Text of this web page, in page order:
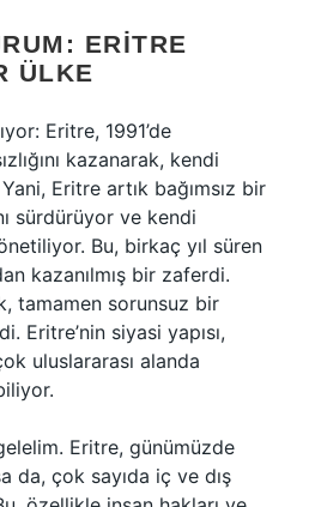
ERITRE
ÜLKE
Eritre, 1991’de
kazanarak, kendi
Eritre artık bağımsız bir
sürdürüyor ve kendi
Bu, birkaç yıl süren
kazanılmış bir zaferdi.
tamamen sorunsuz bir
Eritre’nin siyasi yapısı,
uluslararası alanda
Eritre, günümüzde
da, çok sayıda iç ve dış